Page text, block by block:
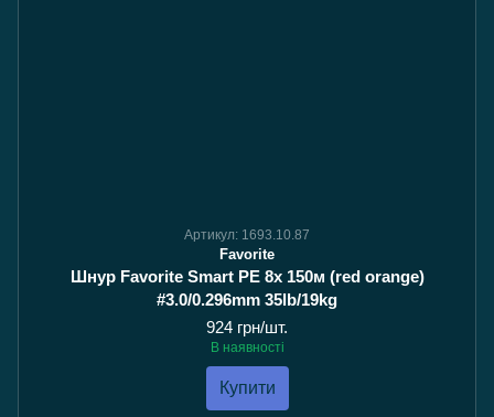
Артикул: 1693.10.87
Favorite
Шнур Favorite Smart PE 8x 150м (red orange)
#3.0/0.296mm 35lb/19kg
924 грн/шт.
В наявності
Купити